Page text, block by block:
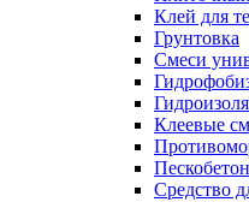
Клей для
Грунтовка
Смеси
Клеевые
Средство